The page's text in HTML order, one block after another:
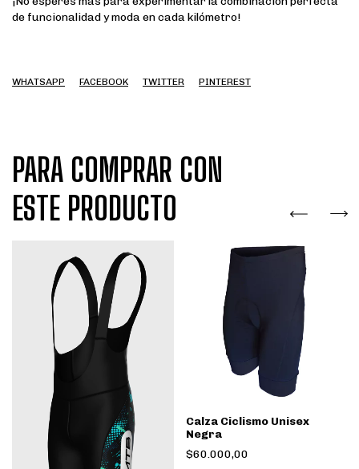
de funcionalidad y moda en cada kilómetro!
WHATSAPP FACEBOOK TWITTER PINTEREST
PARA COMPRAR CON
ESTE PRODUCTO
Calza Ciclismo Unisex
Negra
$60.000,00